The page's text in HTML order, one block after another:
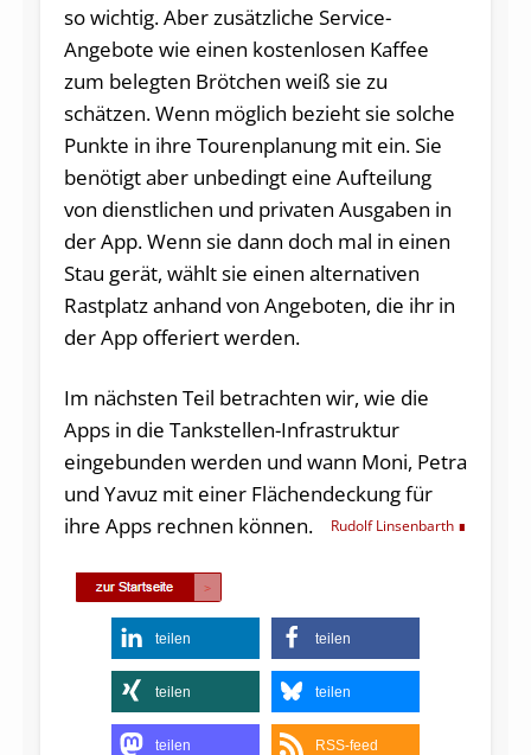
so wichtig. Aber zusätzliche Service-
Angebote wie einen kostenlosen Kaffee
zum belegten Brötchen weiß sie zu
schätzen. Wenn möglich bezieht sie solche
Punkte in ihre Tourenplanung mit ein. Sie
benötigt aber unbedingt eine Aufteilung
von dienstlichen und privaten Ausgaben in
der App. Wenn sie dann doch mal in einen
Stau gerät, wählt sie einen alternativen
Rastplatz anhand von Angeboten, die ihr in
der App offeriert werden.
Im nächsten Teil betrachten wir, wie die
Apps in die Tankstellen-Infrastruktur
eingebunden werden und wann Moni, Petra
und Yavuz mit einer Flächendeckung für
ihre Apps rechnen können.
Rudolf Linsenbarth
teilen teilen
teilen teilen
teilen RSS-feed